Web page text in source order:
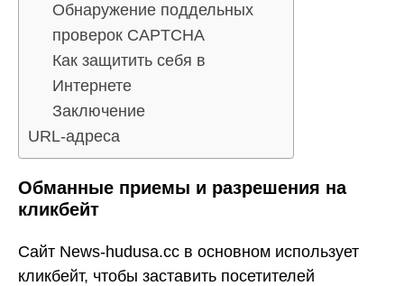
Обнаружение поддельных
проверок CAPTCHA
Как защитить себя в
Интернете
Заключение
URL-адреса
Обманные приемы и разрешения на
кликбейт
Сайт News-hudusa.cc в основном использует
кликбейт, чтобы заставить посетителей